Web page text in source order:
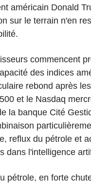
américain Donald
sur le terrain n'en
commencent
des indices
rebond après
et le Nasdaq
la banque Cité
reflux du pétrole et
dans l'intelligence
pétrole, en forte